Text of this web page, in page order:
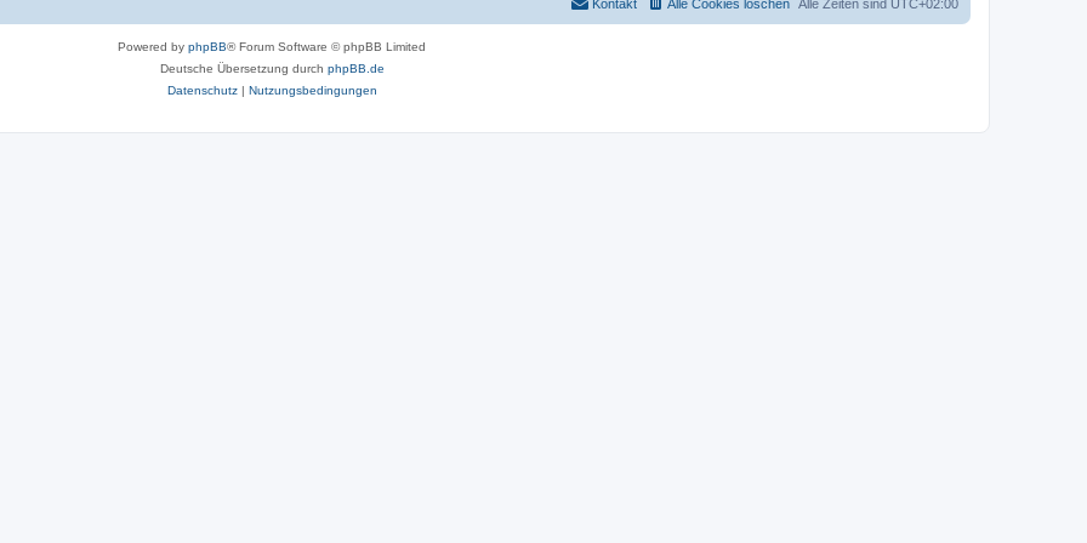
Alle Zeiten sind UTC+02:00
Alle Cookies löschen
Kontakt
Powered by phpBB® Forum Software © phpBB Limited
Deutsche Übersetzung durch phpBB.de
Datenschutz| Nutzungsbedingungen